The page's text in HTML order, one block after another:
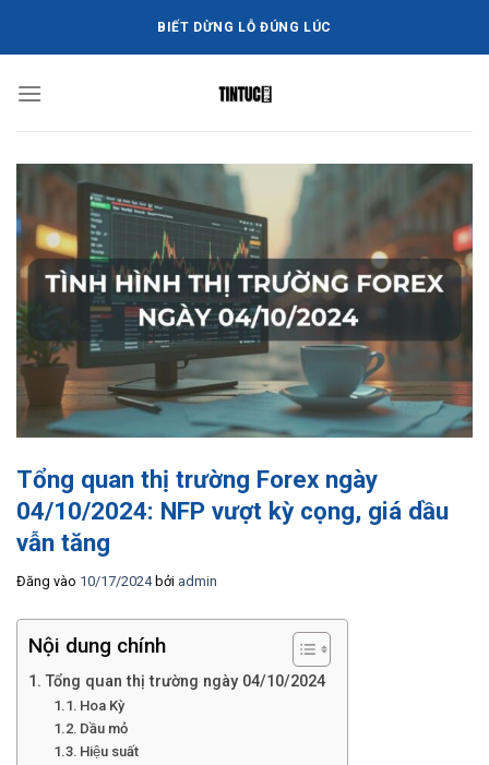
dung
BIẾT DỪNG LỖ ĐÚNG LÚC
Tổng quan thị trường Forex ngày
04/10/2024: NFP vượt kỳ cọng, giá dầu
vẫn tăng
Đăng vào 10/17/2024 bởi admin
Nội dung chính
Tổng quan thị trường ngày 04/10/2024
Hoa Kỳ
Dầu mỏ
Hiệu suất